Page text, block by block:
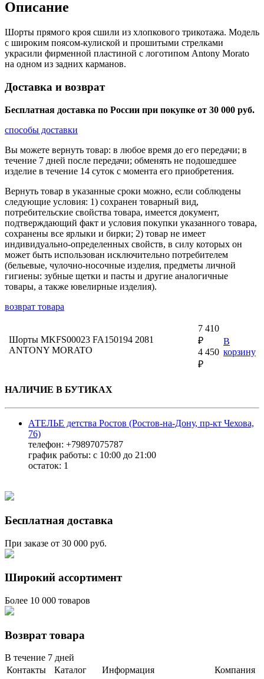
Описание
Шорты прямого кроя сшили из хлопкового трикотажа. Модель
с широким поясом-кулиской и прошитыми стрелками
украсили фирменной пластиной с логотипом Antony Morato
на одном из задних карманов.
Доставка и возврат
Бесплатная доставка по России при покупке от 30 000 pуб.
способы доставки
Вы можете вернуть товар: в любое время до его передачи; в
течение 7 дней после передачи; обменять не подошедшее
изделие в течение 14 суток с момента его приобретения.
Вернуть товар в указанные сроки можно, если соблюдены
следующие условия: 1) сохранен товарный вид,
потребительские свойства товара, имеется документ,
подтверждающий факт и условия покупки указанного товара,
сохранены все ярлыки и бирки; 2) товар не имеет
индивидуально-определенных свойств, в силу которых он
может быть использован исключительно потребителем
(бельевые, чулочно-носочные изделия, предметы личной
гигиены: зубные щетки и пасты и другие аналогичные
товары, а также ювелирные изделия).
возврат товара
Шорты MKFS00023 FA150194 2081
ANTONY MORATO
7 410
₽
4 450
₽
В
корзину
НАЛИЧИЕ В БУТИКАХ
АТЕЛЬЕ детства Ростов (Ростов-на-Дону, пр-кт Чехова,
76)
телефон: +79897075787
график работы: с 10:00 до 21:00
остаток: 1
Бесплатная доставка
При заказе от 30 000 руб.
Широкий ассортимент
Более 10 000 товаров
Возврат товара
В течение 7 дней
Контакты
Каталог Информация
Компания